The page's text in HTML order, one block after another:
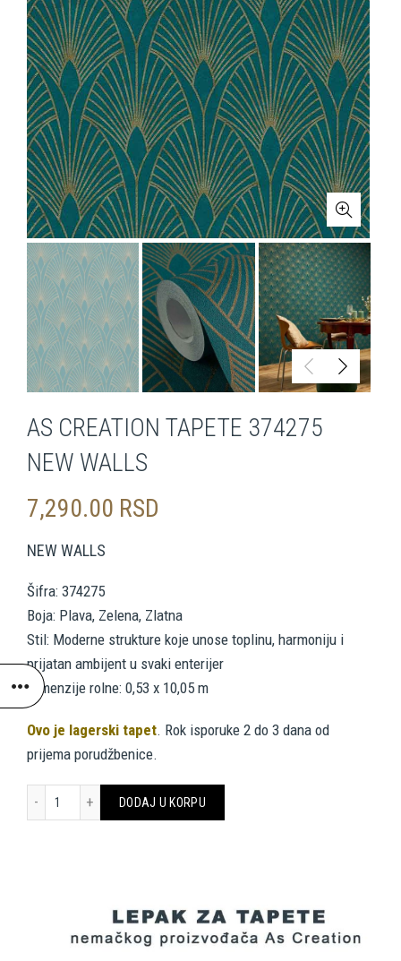
AS CREATION TAPETE 374275
NEW WALLS
7,290.00 RSD
NEW WALLS
Šifra: 374275
Boja: Plava, Zelena, Zlatna
Stil: Moderne strukture koje unose toplinu, harmoniju i
prijatan ambijent u svaki enterijer
Dimenzije rolne: 0,53 x 10,05 m
Ovo je lagerski tapet. Rok isporuke 2 do 3 dana od
prijema porudžbenice.
DODAJ U KORPU